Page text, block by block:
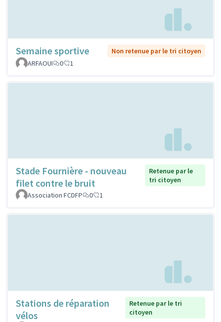
Semaine sportive
Non retenue par le tri citoyen
ARFAOUI
0 1
Stade Fournière - nouveau
filet contre le bruit
Retenue par le
tri citoyen
Association FCDFP
0 1
Stations de réparation
vélos
Retenue par le tri
citoyen